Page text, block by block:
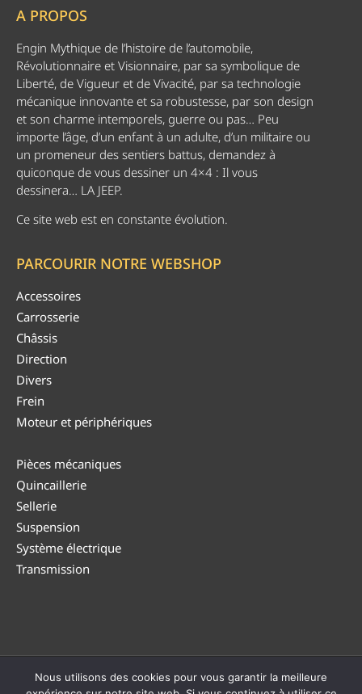
A PROPOS
Engin Mythique de l’histoire de l’automobile,
Révolutionnaire et Visionnaire, par sa symbolique de
Liberté, de Vigueur et de Vivacité, par sa technologie
mécanique innovante et sa robustesse, par son design
et son charme intemporels, guerre ou pas… Peu
importe l’âge, d’un enfant à un adulte, d’un militaire ou
un promeneur des sentiers battus, demandez à
quiconque de vous dessiner un 4×4 : Il vous
dessinera… LA JEEP.
Ce site web est en constante évolution.
PARCOURIR NOTRE WEBSHOP
Accessoires
Carrosserie
Châssis
Direction
Divers
Frein
Moteur et périphériques
Pièces mécaniques
Quincaillerie
Sellerie
Suspension
Système électrique
Transmission
© DUTEA 2026 |Politique de confidentialité| CGV| Politique
Nous utilisons des cookies pour vous garantir la meilleure